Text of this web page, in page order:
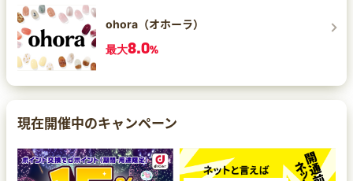
ohora（オホーラ）
最大8.0%
現在開催中のキャンペーン